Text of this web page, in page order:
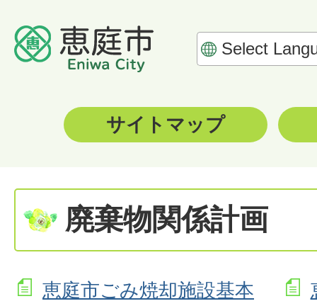
サイトマップ
廃棄物関係計画
恵庭市ごみ焼却施設基本